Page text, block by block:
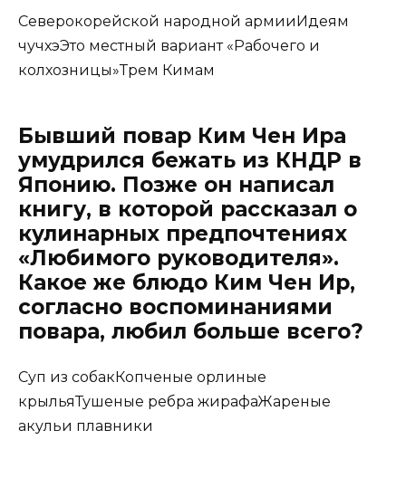
Северокорейской народной армииИдеям
чучхэЭто местный вариант «Рабочего и
колхозницы»Трем Кимам
Бывший повар Ким Чен Ира
умудрился бежать из КНДР в
Японию. Позже он написал
книгу, в которой рассказал о
кулинарных предпочтениях
«Любимого руководителя».
Какое же блюдо Ким Чен Ир,
согласно воспоминаниями
повара, любил больше всего?
Суп из собакКопченые орлиные
крыльяТушеные ребра жирафаЖареные
акульи плавники